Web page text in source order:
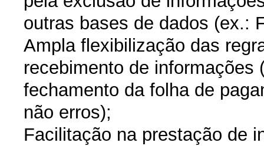
outras bases de dados (ex.:
Ampla flexibilização das
recebimento de
fechamento da folha de
não erros);
Facilitação na prestação de